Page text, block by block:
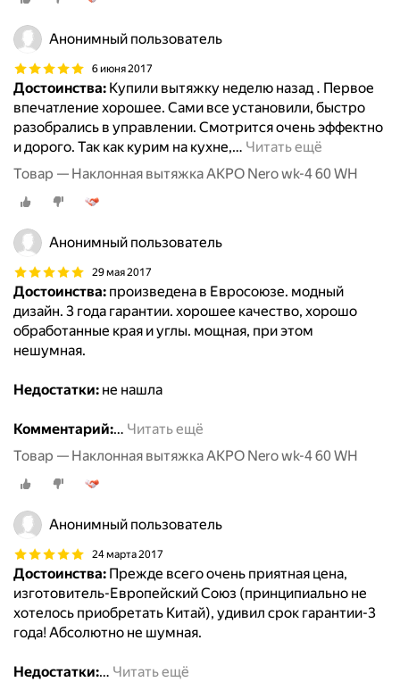
Анонимный пользователь
6 июня 2017
Достоинства: Купили вытяжку неделю назад . Первое
впечатление хорошее. Сами все установили, быстро
разобрались в управлении. Смотрится очень эффектно
и дорого. Так как курим на кухне,… Читать ещё
Товар — Наклонная вытяжка AKPO Nero wk-4 60 WH
Анонимный пользователь
29 мая 2017
Достоинства: произведена в Евросоюзе. модный
дизайн. 3 года гарантии. хорошее качество, хорошо
обработанные края и углы. мощная, при этом
нешумная.
Недостатки: не нашла
Комментарий:… Читать ещё
Товар — Наклонная вытяжка AKPO Nero wk-4 60 WH
Анонимный пользователь
24 марта 2017
Достоинства: Прежде всего очень приятная цена,
изготовитель-Европейский Союз (принципиально не
хотелось приобретать Китай), удивил срок гарантии-3
года! Абсолютно не шумная.
Недостатки:… Читать ещё